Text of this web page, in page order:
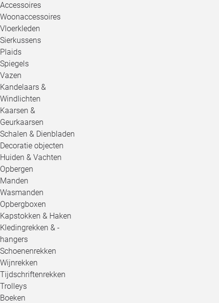
Accessoires
Woonaccessoires
Vloerkleden
Sierkussens
Plaids
Spiegels
Vazen
Kandelaars &
Windlichten
Kaarsen &
Geurkaarsen
Schalen & Dienbladen
Decoratie objecten
Huiden & Vachten
Opbergen
Manden
Wasmanden
Opbergboxen
Kapstokken & Haken
Kledingrekken & -
hangers
Schoenenrekken
Wijnrekken
Tijdschriftenrekken
Trolleys
Boeken